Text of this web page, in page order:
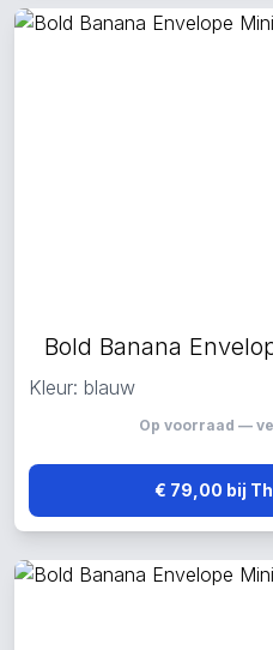
Bold Banana
Kleur: blauw
Op voorraad —
€ 79,00 bij